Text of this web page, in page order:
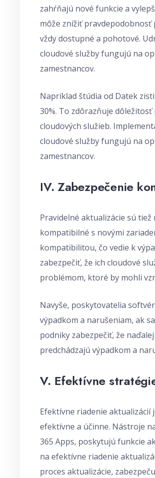
zahŕňajú nové funkcie a
môže znížiť pravdepodobnosť
vždy dostupné a pohotové.
cloudové služby fungujú na
zamestnancov.
Napríklad štúdia od Datek
30%. To zdôrazňuje
cloudových služieb.
cloudové služby fungujú na
zamestnancov.
IV. Zabezpečenie
Pravidelné aktualizácie sú
kompatibilné s novými
kompatibilitou, čo vedie k
zabezpečiť, že ich cloudové
problémom, ktoré by mohli
Navyše, poskytovatelia
výpadkom a narušeniam, ak
podniky zabezpečiť, že
predchádzajú výpadkom a
V. Efektívne
Efektívne riadenie aktualizácií
efektívne a účinne. Nástroje
365 Apps, poskytujú funkcie
na efektívne riadenie
proces aktualizácie,